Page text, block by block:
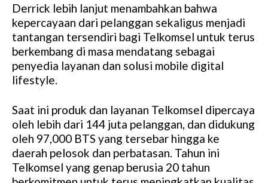
M
u
t
e
Derrick lebih lanjut menambahkan bahwa
kepercayaan dari pelanggan sekaligus menjadi
tantangan tersendiri bagi Telkomsel untuk terus
berkembang di masa mendatang sebagai
penyedia layanan dan solusi mobile digital
lifestyle.
Saat ini produk dan layanan Telkomsel dipercaya
oleh lebih dari 144 juta pelanggan, dan didukung
oleh 97,000 BTS yang tersebar hingga ke
daerah pelosok dan perbatasan. Tahun ini
Telkomsel yang genap berusia 20 tahun